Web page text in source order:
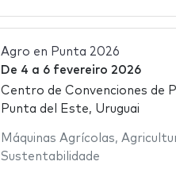
Agro en Punta 2026
De 4 a 6 fevereiro 2026
Centro de Convenciones de
Punta del Este, Uruguai
Máquinas Agrícolas,
Sustentabilidade